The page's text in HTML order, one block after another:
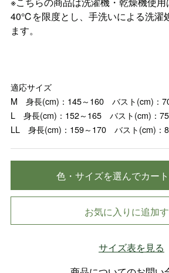
40℃を限度とし、手洗いによる洗濯
ます。
適応サイズ
M 身長(cm)：145～160 バスト(cm)：
L 身長(cm)：152～165 バスト(cm)：
LL 身長(cm)：159～170 バスト(cm)：
色・サイズを選んでカー
お気に入りに追加
サイズ表を見る